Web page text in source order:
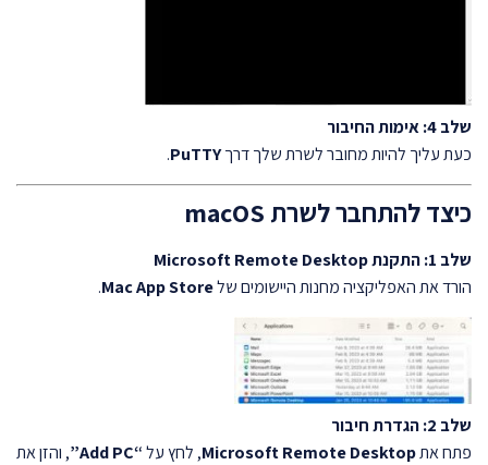
שלב 4: אימות החיבור
כעת עליך להיות מחובר לשרת שלך דרךPuTTY
.
כיצד להתחבר לשרת macOS
שלב 1: התקנת Microsoft Remote Desktop
הורד את האפליקציה מחנות היישומים שלMac App Store
.
שלב 2: הגדרת חיבור
פתח אתMicrosoft Remote Desktop, לחץ על“Add PC”
, והזן את